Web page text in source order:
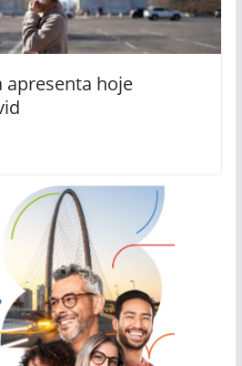
apresenta hoje